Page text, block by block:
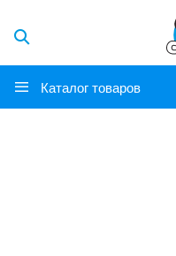
Каталог товаров